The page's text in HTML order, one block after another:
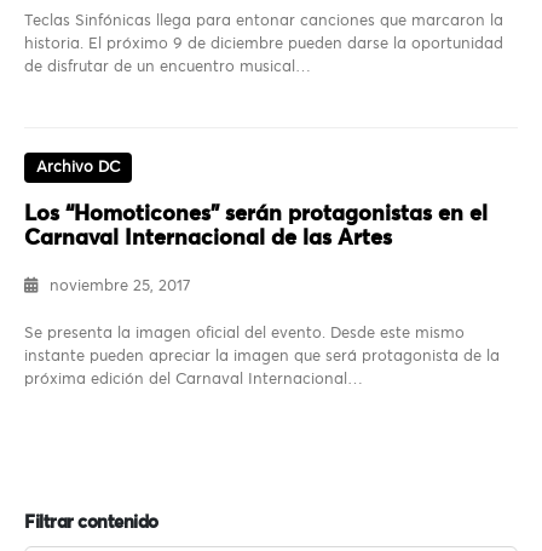
Teclas Sinfónicas llega para entonar canciones que marcaron la
historia. El próximo 9 de diciembre pueden darse la oportunidad
de disfrutar de un encuentro musical…
Archivo DC
Los “Homoticones” serán protagonistas en el
Carnaval Internacional de las Artes
noviembre 25, 2017
Se presenta la imagen oficial del evento. Desde este mismo
instante pueden apreciar la imagen que será protagonista de la
próxima edición del Carnaval Internacional…
Filtrar contenido